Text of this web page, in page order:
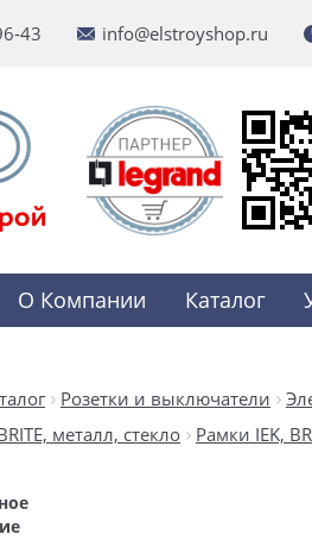
43 info@elstroyshop.ru
О Компании Каталог
Розетки и выключатели
металл, стекло
Рамки IEK,